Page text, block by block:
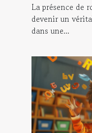
La présence de
devenir un
dans une...